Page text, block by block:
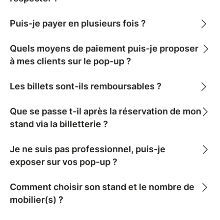
Les Conditions Générales de Vente sont à lire
:LIEN
Un chèque de caution est obligatoire pour
Il est possible de souscrire à une assurance
annulation uniquement via la billetterie.
>>En cas de non-participation, vous pourrez être
remboursé à minimum 70%, voire 100% sur
professionnel.
(Toutes les informations sont détaillées directement
Puis-je payer en plusieurs fois ?
Quels moyens de paiement puis-je proposer
à mes clients sur le pop-up ?
Les billets sont-ils remboursables ?
Que se passe t-il après la réservation de mon
stand via la billetterie ?
Je ne suis pas professionnel, puis-je
exposer sur vos pop-up ?
Comment choisir son stand et le nombre de
mobilier(s) ?